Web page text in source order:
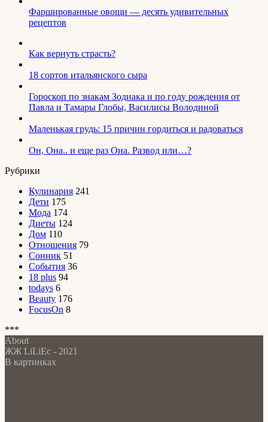
Фаршированные овощи — десять удивительных
рецептов
Как вернуть страсть?
18 сортов итальянского сыра
Гороскоп по знакам Зодиака и по году рождения от
Павла и Тамары Глобы, Василисы Володиной
Маленькая грудь: 15 причин гордиться и радоваться
Он, Она.. и еще раз Она. Развод или…?
Рубрики
Кулинария 241
Дети 175
Мода 174
Диеты 124
Дом 110
Отношения 79
Сонник 51
События 36
18 plus 94
todays 6
Beauty 176
FocusOn 8
***
About
ЖЖ LiLiEc - 2021
В картинках